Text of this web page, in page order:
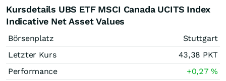
Kursdetails UBS ETF MSCI Canada UCITS Index
Indicative Net Asset Values
Börsenplatz
Stuttgart
Letzter Kurs
43,38 PKT
Performance
+0,27%